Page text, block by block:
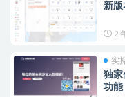
新版
2
实
独家
功能